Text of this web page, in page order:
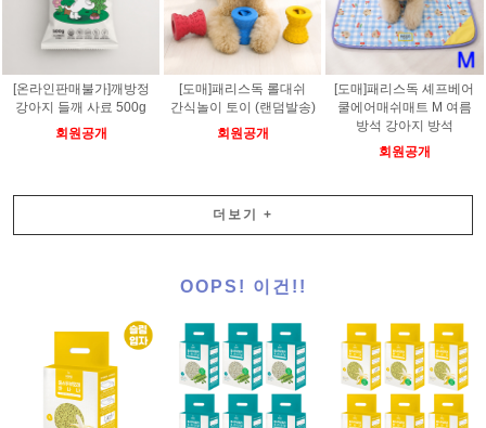
[온라인판매불가]깨방정
강아지 들깨 사료 500g
회원공개
[도매]패리스독 롤대쉬
간식놀이 토이 (랜덤발송)
회원공개
[도매]패리스독 셰프베어
쿨에어매쉬매트 M 여름
방석 강아지 방석
회원공개
더보기 +
OOPS! 이건!!